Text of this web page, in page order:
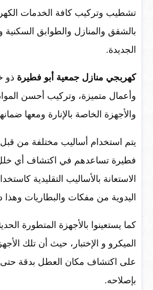
تشطيب وتركيب كافة الخدمات
بالشقق والمنازل والطوابق السكنية
الجديدة.
كهربجي منازل جمعية أبو فطيرة ذو
وأعمال متميزة، وتركيب أحسن
والأجهزة الخاصة بالإنارة ومعها
يتم استخدام أساليب مختلفة من قبل
فطيرة تساعدهم في اكتشاف أي
الاستعانة بالأساليب التقليدية
اليدوية من مفكات والبطاريات وهذا
كما يستعينوا بالأجهزة المتطورة
الميكرو و الإختبار، حيث أن تلك
على اكتشاف مكان العطل بدقة حتى
بإصلاحه.